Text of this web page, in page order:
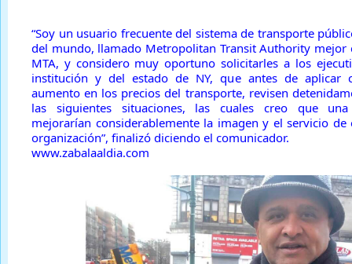
“Soy un usuario frecuente del sistema de transporte
del mundo, llamado Metropolitan Transit Authority mejor
MTA, y considero muy oportuno solicitarles a los
institución y del estado de NY, que antes de aplicar
aumento en los precios del transporte, revisen
las siguientes situaciones, las cuales creo que
mejorarían considerablemente la imagen y el servicio de
organización”, finalizó diciendo el comunicador.
www.zabalaaldia.com